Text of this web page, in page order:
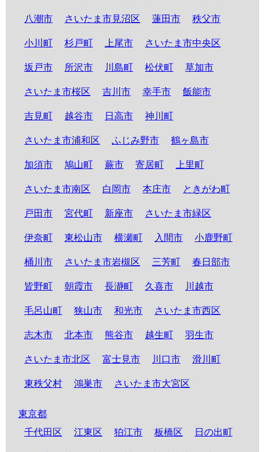
八潮市 さいたま市見沼区 蓮田市 秩父市
小川町 杉戸町 上尾市 さいたま市中央区
坂戸市 所沢市 川島町 松伏町 草加市
さいたま市桜区 吉川市 幸手市 飯能市
吉見町 越谷市 日高市 神川町
さいたま市浦和区 ふじみ野市 鶴ヶ島市
加須市 鳩山町 蕨市 寄居町 上里町
さいたま市南区 白岡市 本庄市 ときがわ町
戸田市 宮代町 新座市 さいたま市緑区
伊奈町 東松山市 横瀬町 入間市 小鹿野町
桶川市 さいたま市岩槻区 三芳町 春日部市
皆野町 朝霞市 長瀞町 久喜市 川越市
毛呂山町 狭山市 和光市 さいたま市西区
志木市 北本市 熊谷市 越生町 羽生市
さいたま市北区 富士見市 川口市 滑川町
東秩父村 鴻巣市 さいたま市大宮区
東京都
千代田区
江東区 狛江市 板橋区 日の出町